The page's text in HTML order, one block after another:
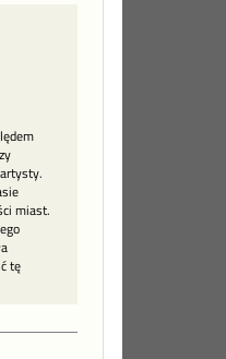
miast.
tę